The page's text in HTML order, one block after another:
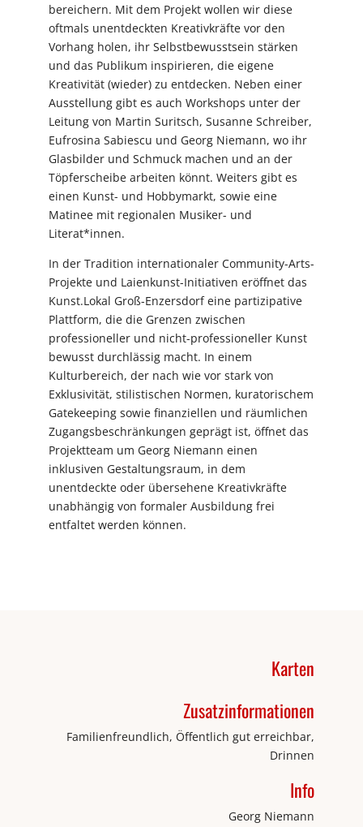
bereichern. Mit dem Projekt wollen wir diese
oftmals unentdeckten Kreativkräfte vor den
Vorhang holen, ihr Selbstbewusstsein stärken
und das Publikum inspirieren, die eigene
Kreativität (wieder) zu entdecken. Neben einer
Ausstellung gibt es auch Workshops unter der
Leitung von Martin Suritsch, Susanne Schreiber,
Eufrosina Sabiescu und Georg Niemann, wo ihr
Glasbilder und Schmuck machen und an der
Töpferscheibe arbeiten könnt. Weiters gibt es
einen Kunst- und Hobbymarkt, sowie eine
Matinee mit regionalen Musiker- und
Literat*innen.
In der Tradition internationaler Community-Arts-
Projekte und Laienkunst-Initiativen eröffnet das
Kunst.Lokal Groß-Enzersdorf eine partizipative
Plattform, die die Grenzen zwischen
professioneller und nicht-professioneller Kunst
bewusst durchlässig macht. In einem
Kulturbereich, der nach wie vor stark von
Exklusivität, stilistischen Normen, kuratorischem
Gatekeeping sowie finanziellen und räumlichen
Zugangsbeschränkungen geprägt ist, öffnet das
Projektteam um Georg Niemann einen
inklusiven Gestaltungsraum, in dem
unentdeckte oder übersehene Kreativkräfte
unabhängig von formaler Ausbildung frei
entfaltet werden können.
Karten
Zusatzinformationen
Familienfreundlich, Öffentlich gut erreichbar,
Drinnen
Info
Georg Niemann